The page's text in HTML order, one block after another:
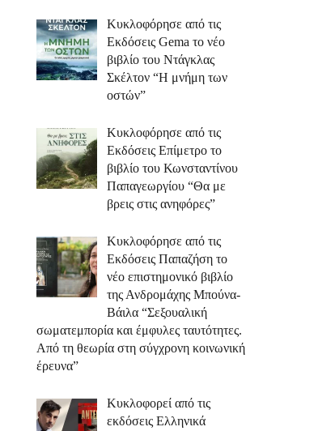
Κυκλοφόρησε από τις
Εκδόσεις Gema το νέο
βιβλίο του Ντάγκλας
Σκέλτον “Η μνήμη των
οστών”
Κυκλοφόρησε από τις
Εκδόσεις Επίμετρο το
βιβλίο του Κωνσταντίνου
Παπαγεωργίου “Θα με
βρεις στις ανηφόρες”
Κυκλοφόρησε από τις
Εκδόσεις Παπαζήση το
νέο επιστημονικό βιβλίο
της Ανδρομάχης Μπούνα-
Βάιλα “Σεξουαλική
σωματεμπορία και έμφυλες ταυτότητες.
Από τη θεωρία στη σύγχρονη κοινωνική
έρευνα”
Κυκλοφορεί από τις
εκδόσεις Ελληνικά